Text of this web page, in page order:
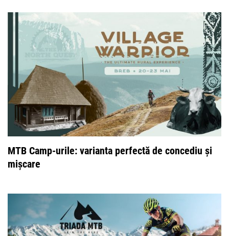
MTB Camp-urile: varianta perfectă de concediu și
mișcare